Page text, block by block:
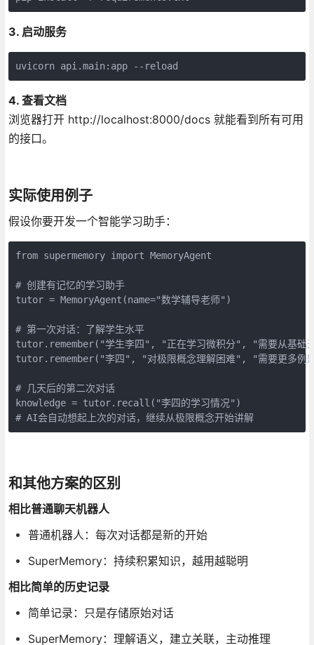
3. 启动服务
uvicorn api.main:app --reload
4. 查看文档
浏览器打开 http://localhost:8000/docs 就能看到所有可用
的接口。
实际使用例子
假设你要开发一个智能学习助手：
from supermemory import MemoryAgent
# 创建有记忆的学习助手
tutor = MemoryAgent(name="数学辅导老师")
# 第一次对话：了解学生水平
tutor.remember("学生李四", "正在学习微积分", "需要从基础
tutor.remember("李四", "对极限概念理解困难", "需要更多例
# 几天后的第二次对话
knowledge = tutor.recall("李四的学习情况")
# AI会自动想起上次的对话，继续从极限概念开始讲解
和其他方案的区别
相比普通聊天机器人
普通机器人：每次对话都是新的开始
SuperMemory：持续积累知识，越用越聪明
相比简单的历史记录
简单记录：只是存储原始对话
SuperMemory：理解语义，建立关联，主动推理